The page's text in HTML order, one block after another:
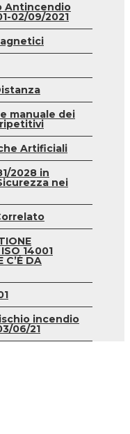
Antincendio
02/09/2021
manuale dei
Artificiali
2028 in
nei
14001
C’È DA
incendio
06/21